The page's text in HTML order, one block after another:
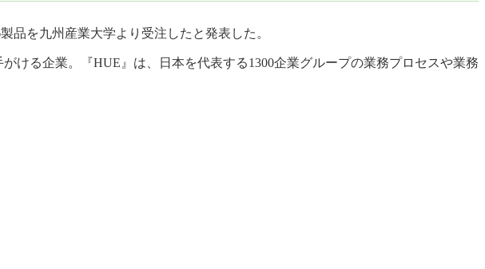
品を九州産業大学より受注したと発表した。
ける企業。『HUE』は、日本を代表する1300企業グループの業務プロセスや業務